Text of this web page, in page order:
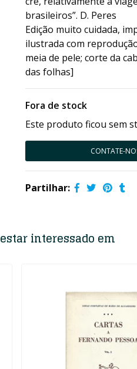
brasileiros”. D. Peres
Edição muito cuidada,
ilustrada com
meia de pele; corte da
das folhas]
Fora de stock
Este produto ficou sem
CONTATE-
Partilhar:
interessado em